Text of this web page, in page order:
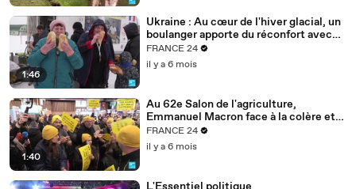
1:46
Ukraine : Au cœur de l'hiver glacial, un
boulanger apporte du réconfort avec
son pain
FRANCE 24
il y a 6 mois
1:40
Au 62e Salon de l'agriculture,
Emmanuel Macron face à la colère et
aux inquiétudes des agriculteurs
FRANCE 24
il y a 6 mois